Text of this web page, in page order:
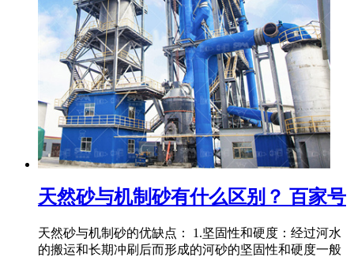
天然砂与机制砂有什么区别？ 百家号
天然砂与机制砂的优缺点： 1.坚固性和硬度：经过河水
的搬运和长期冲刷后而形成的河砂的坚固性和硬度一般